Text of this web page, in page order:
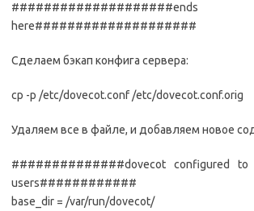
####################ends
here####################
Сделаем бэкап конфига сервера:
cp -p /etc/dovecot.conf /etc/dovecot.conf.orig
Удаляем все в файле, и добавляем новое
##############dovecot configured to
users############
base_dir = /var/run/dovecot/